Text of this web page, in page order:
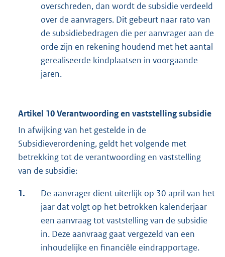
overschreden, dan wordt de subsidie verdeeld
over de aanvragers. Dit gebeurt naar rato van
de subsidiebedragen die per aanvrager aan de
orde zijn en rekening houdend met het aantal
gerealiseerde kindplaatsen in voorgaande
jaren.
Artikel 10 Verantwoording en vaststelling subsidie
In afwijking van het gestelde in de
Subsidieverordening, geldt het volgende met
betrekking tot de verantwoording en vaststelling
van de subsidie:
1.
De aanvrager dient uiterlijk op 30 april van het
jaar dat volgt op het betrokken kalenderjaar
een aanvraag tot vaststelling van de subsidie
in. Deze aanvraag gaat vergezeld van een
inhoudelijke en financiële eindrapportage.